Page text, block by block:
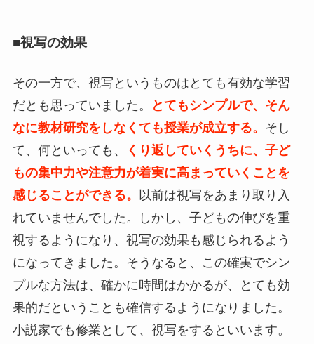
■視写の効果
その一方で、視写というものはとても有効な学習
だとも思っていました。
とてもシンプルで、そん
なに教材研究をしなくても授業が成立する。 そし
て、何といっても、
くり返していくうちに、子ど
もの集中力や注意力が着実に高まっていくことを
感じることができる。
以前は視写をあまり取り入
れていませんでした。しかし、子どもの伸びを重
視するようになり、視写の効果も感じられるよう
になってきました。そうなると、この確実でシン
プルな方法は、確かに時間はかかるが、とても効
果的だということも確信するようになりました。
小説家でも修業として、視写をするといいます。